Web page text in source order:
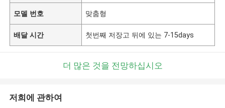
모델 번호 맞춤형
배달 시간 첫번째 저장고 뒤에 있는 7-15days
더 많은 것을 전망하십시오
저희에 관하여